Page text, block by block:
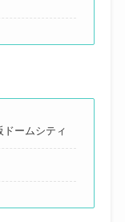
ドームシティ